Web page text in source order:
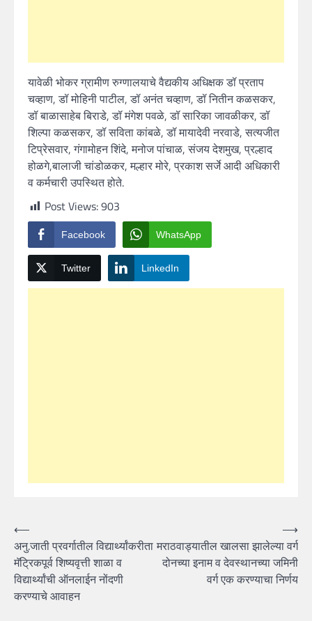
यावेळी भोकर ग्रामीण रुग्णालयाचे वैद्यकीय अधिक्षक डॉ प्रताप
चव्हाण, डॉ मोहिनी पाटील, डॉ अनंत चव्हाण, डॉ नितीन कळसकर,
डॉ बाळासाहेब बिराडे, डॉ मंगेश पवळे, डॉ सारिका जावळीकर, डॉ
शिल्पा कळसकर, डॉ सविता कांबळे, डॉ मायादेवी नरवाडे, सत्यजीत
टिप्रेसवार, गंगामोहन शिंदे, मनोज पांचाळ, संजय देशमुख, प्रल्हाद
होळगे,बालाजी चांडोळकर, मल्हार मोरे, प्रकाश सर्जे आदी अधिकारी
व कर्मचारी उपस्थित होते.
Post Views:903
Facebook WhatsApp
Twitter LinkedIn
Post
navigation
⟵
अनु.जाती प्रवर्गातील विद्यार्थ्यांकरीता
मॅट्रिकपूर्व शिष्यवृत्ती शाळा व
विद्यार्थ्यांची ऑनलाईन नोंदणी
करण्याचे आवाहन
मराठवाड्यातील खालसा झालेल्या वर्ग
दोनच्या इनाम व देवस्थानच्या जमिनी
वर्ग एक करण्याचा निर्णय
⟶